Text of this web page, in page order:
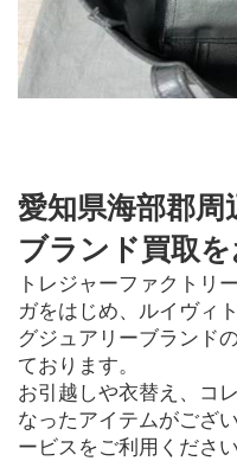
愛知県海部郡
ブランド買取
トレジャーファクトリ
ガをはじめ、ルイヴィ
グジュアリーブランド
ております。
お引越しや衣替え、コ
なったアイテムがござ
ービスをご利用くださ